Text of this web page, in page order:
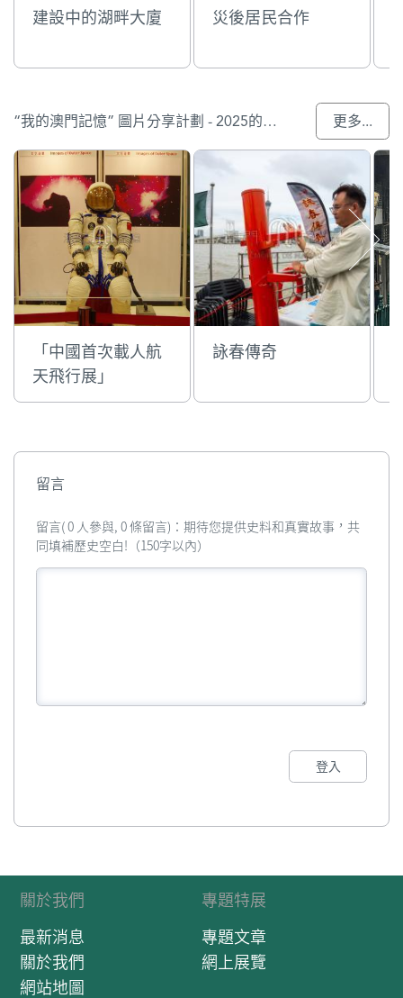
建設中的湖畔大廈 災後居民合作
“我的澳門記憶” 圖片分享計劃 - 2025的參與作品 更多...
「中國首次載人航
天飛行展」
詠春傳奇
留言
留言( 0 人參與, 0 條留言)：期待您提供史料和真實故事，共
同填補歷史空白!（150字以內）
登入
關於我們
最新消息
關於我們
網站地圖
專題特展
專題文章
網上展覽